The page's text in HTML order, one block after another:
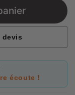
devis
écoute !